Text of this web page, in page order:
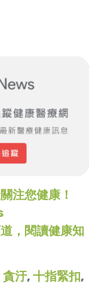
注您健康！
，閱讀健康知
貪汙, 十指緊扣,